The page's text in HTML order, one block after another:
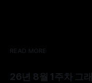
READ MORE
26년 8월 1주차 그